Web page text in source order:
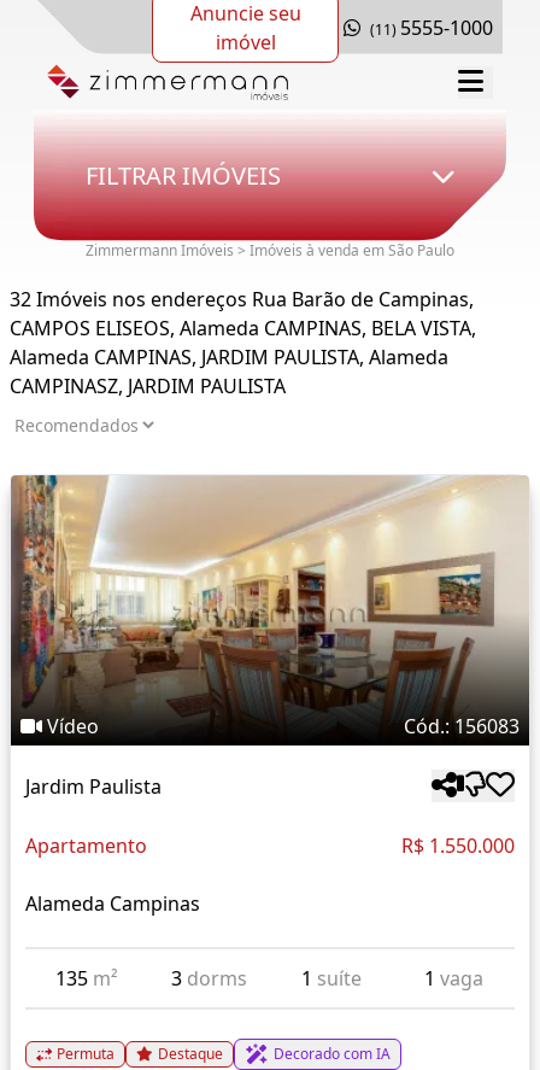
Anuncie seu
imóvel
(11) 5555-1000
FILTRAR IMÓVEIS
Zimmermann Imóveis > Imóveis à venda em São Paulo
32 Imóveis nos endereços Rua Barão de Campinas,
CAMPOS ELISEOS, Alameda CAMPINAS, BELA VISTA,
Alameda CAMPINAS, JARDIM PAULISTA, Alameda
CAMPINASZ, JARDIM PAULISTA
Vídeo Cód.: 156083
Jardim Paulista
Apartamento R$ 1.550.000
Alameda Campinas
135 m² 3 dorms 1 suíte 1 vaga
Permuta Destaque Decorado com IA